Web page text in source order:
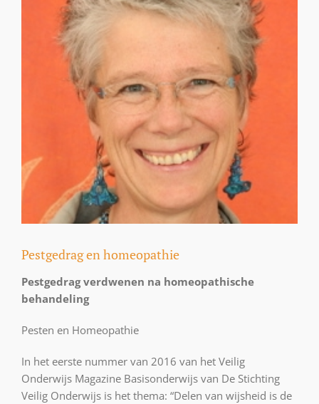
Pestgedrag en homeopathie
Pestgedrag verdwenen na homeopathische
behandeling
Pesten en Homeopathie
In het eerste nummer van 2016 van het Veilig
Onderwijs Magazine Basisonderwijs van De Stichting
Veilig Onderwijs is het thema: “Delen van wijsheid is de